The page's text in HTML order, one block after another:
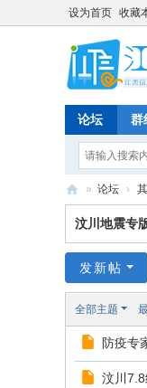
设为首页 收藏
论坛 群
江
信
区
» 论坛 ›
汶川地震专
发新帖
全部主题
防疫专
汶川